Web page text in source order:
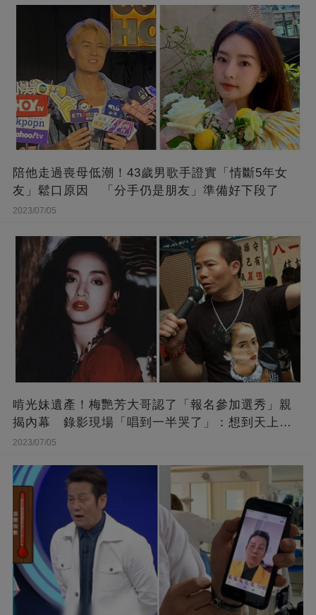
陪他走過喪母低潮！43歲男歌手證實「情斷5年女
友」鬆口原因 「分手仍是朋友」準備好下段了
2023/07/05
啃光妹遺產！梅艷芳大哥認了「報名參加選秀」親
揭內幕 錄影現場「唱到一半哭了」：想到天上的
她
2023/07/05